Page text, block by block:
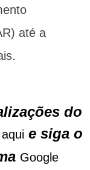
até a
do
e siga o
Google